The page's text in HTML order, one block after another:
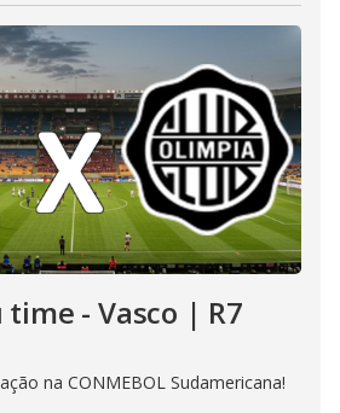
time - Vasco | R7
na CONMEBOL Sudamericana!